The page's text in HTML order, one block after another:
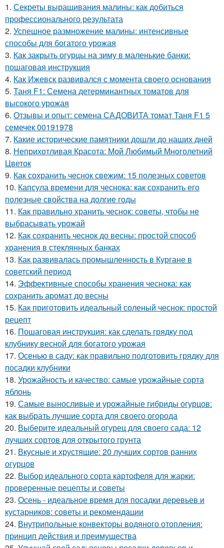
1. Секреты выращивания малины: как добиться
профессионального результата
2. Успешное размножение малины: интенсивные
способы для богатого урожая
3. Как закрыть огурцы на зиму в маленькие банки:
пошаговая инструкция
4. Как Ижевск развивался с момента своего основания
5. Таня F1: Семена детерминантных томатов для
высокого урожая
6. Отзывы и опыт: семена САДОВИТА томат Таня F1 5
семечек 00191978
7. Какие исторические памятники дошли до наших дней
8. Неприхотливая Красота: Мой Любимый Многолетний
Цветок
9. Как сохранить чеснок свежим: 15 полезных советов
10. Капсула времени для чеснока: как сохранить его
полезные свойства на долгие годы
11. Как правильно хранить чеснок: советы, чтобы не
выбрасывать урожай
12. Как сохранить чеснок до весны: простой способ
хранения в стеклянных банках
13. Как развивалась промышленность в Кургане в
советский период
14. Эффективные способы хранения чеснока: как
сохранить аромат до весны
15. Как приготовить идеальный соленый чеснок: простой
рецепт
16. Пошаговая инструкция: как сделать грядку под
клубнику весной для богатого урожая
17. Осенью в саду: как правильно подготовить грядку для
посадки клубники
18. Урожайность и качество: самые урожайные сорта
яблонь
19. Самые выносливые и урожайные гибриды огурцов:
как выбрать лучшие сорта для своего огорода
20. Выберите идеальный огурец для своего сада: 12
лучших сортов для открытого грунта
21. Вкусные и хрустящие: 20 лучших сортов ранних
огурцов
22. Выбор идеального сорта картофеля для жарки:
проверенные рецепты и советы
23. Осень - идеальное время для посадки деревьев и
кустарников: советы и рекомендации
24. Внутрипольные конвекторы водяного отопления:
принцип действия и преимущества